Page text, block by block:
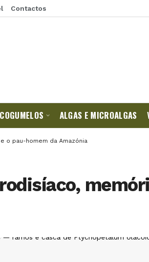
Contactos
COGUMELOS ALGAS E MICROALGAS
o pau-homem da Amazónia